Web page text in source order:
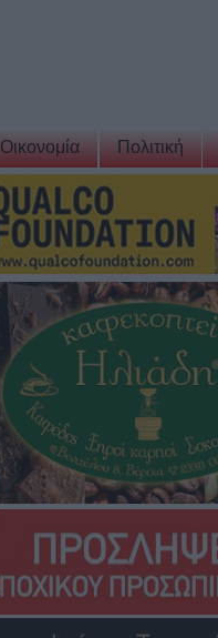
Οικονομία Πολιτική